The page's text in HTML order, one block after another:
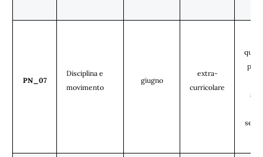
PN_07
Disciplina e
movimento
giugno
extra-
curricolare